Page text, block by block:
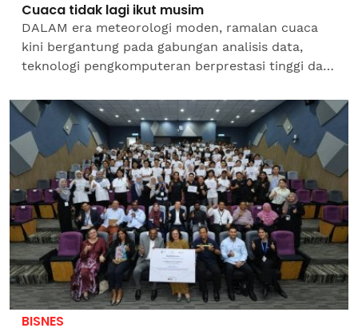
Cuaca tidak lagi ikut musim
DALAM era meteorologi moden, ramalan cuaca
kini bergantung pada gabungan analisis data,
teknologi pengkomputeran berprestasi tinggi dan
tropika.Dalam beberapa...
BISNES